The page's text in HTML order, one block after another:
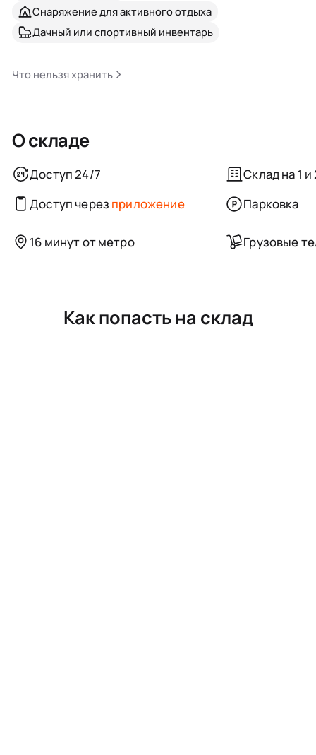
Снаряжение для активного отдыха
Дачный или спортивный инвентарь
Что нельзя хранить
О складе
Доступ 24/7
Склад на 1
Доступ через приложение Парковка
16 минут от метро Грузовые
Как попасть на склад